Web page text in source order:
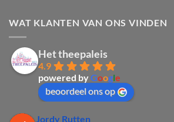
WAT KLANTEN VAN ONS VINDEN
Het theepaleis
4.9
powered byGoogle
beoordeel ons op
Jordy Rutten